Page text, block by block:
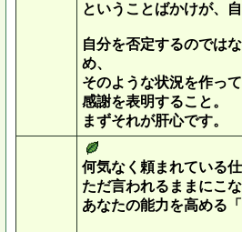
ということばかけが、
自分を否定するのでは
め、
そのような状況を作っ
感謝を表明すること。
まずそれが肝心です。
何気なく頼まれている
ただ言われるままにこ
あなたの能力を高める